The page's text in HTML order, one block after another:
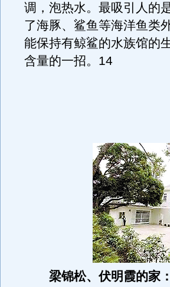
调，泡热水。最吸引人的
了海豚、鲨鱼等海洋鱼类
能保持有鲸鲨的水族馆的
含量的一招。14
梁锦松、伏明霞的家